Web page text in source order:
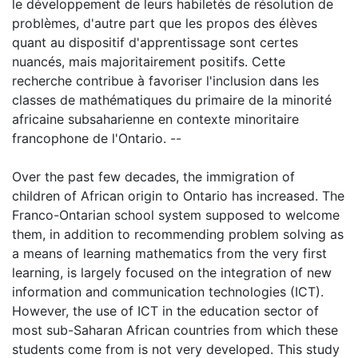
le développement de leurs habiletés de résolution de
problèmes, d'autre part que les propos des élèves
quant au dispositif d'apprentissage sont certes
nuancés, mais majoritairement positifs. Cette
recherche contribue à favoriser l'inclusion dans les
classes de mathématiques du primaire de la minorité
africaine subsaharienne en contexte minoritaire
francophone de l'Ontario. --
Over the past few decades, the immigration of
children of African origin to Ontario has increased. The
Franco-Ontarian school system supposed to welcome
them, in addition to recommending problem solving as
a means of learning mathematics from the very first
learning, is largely focused on the integration of new
information and communication technologies (ICT).
However, the use of ICT in the education sector of
most sub-Saharan African countries from which these
students come from is not very developed. This study